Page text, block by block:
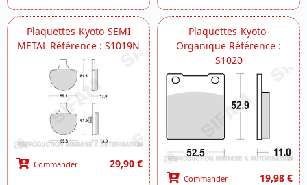
Plaquettes-Kyoto-SEMI
METAL Référence : S1019N
Commander 29,90 €
Plaquettes-Kyoto-
Organique Référence :
S1020
Commander 19,98 €